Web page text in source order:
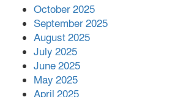
২ কোটি ২০ লাখ
স্থাপন করলেন ইউএনও
October 2025
September 2025
August 2025
July 2025
June 2025
May 2025